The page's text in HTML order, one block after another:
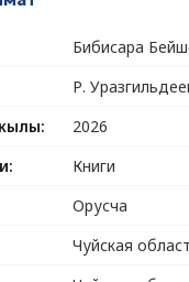
Бибисара
Р.
2026
Книги
Орусча
Чуйская